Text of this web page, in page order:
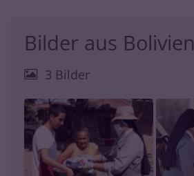
Bilder aus Bolivien
3 Bilder